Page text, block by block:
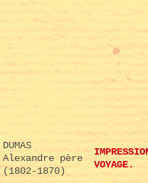
DUMAS
Alexandre père
(1802-1870)
VOYAGE.